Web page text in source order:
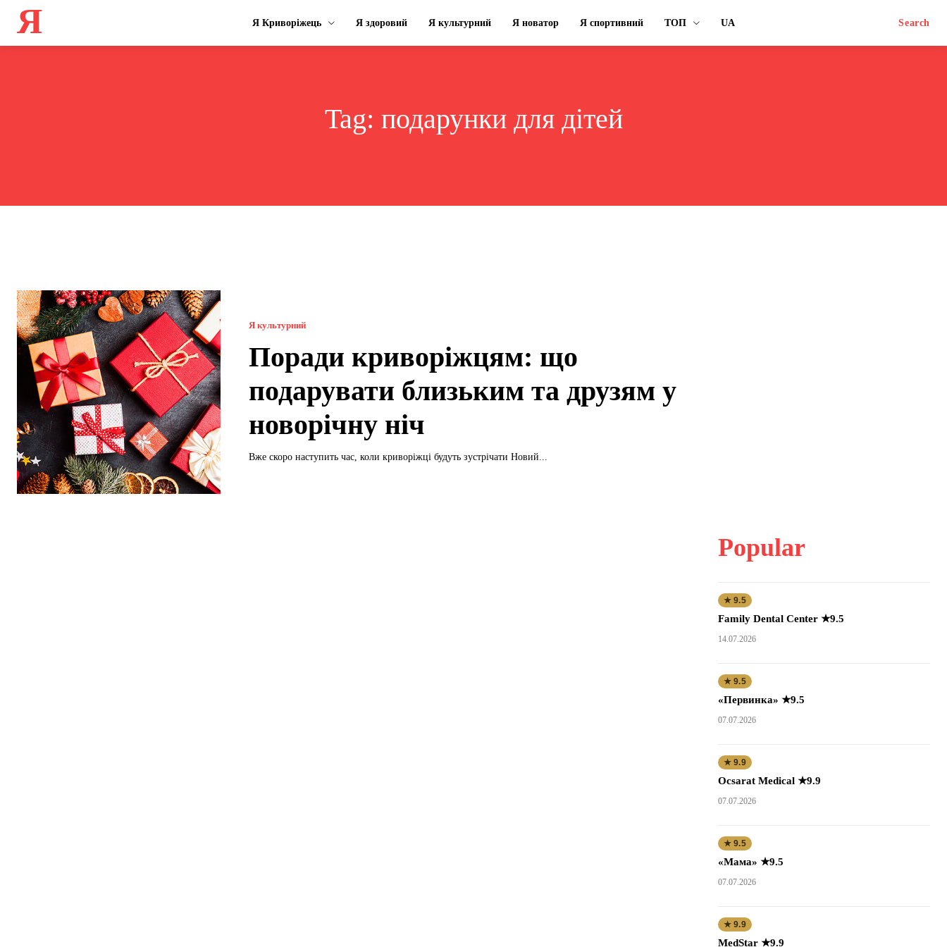
Я Я Криворіжець Я здоровий Я культурний Я новатор Я спортивний ТОП UA Search
Tag: подарунки для дітей
Я культурний
Поради криворіжцям: що
подарувати близьким та друзям у
новорічну ніч
Вже скоро наступить час, коли криворіжці будуть зустрічати Новий...
Popular
★ 9.5
Family Dental Center ★9.5
14.07.2026
★ 9.5
«Первинка» ★9.5
07.07.2026
★ 9.9
Ocsarat Medical ★9.9
07.07.2026
★ 9.5
«Мама» ★9.5
07.07.2026
★ 9.9
MedStar ★9.9